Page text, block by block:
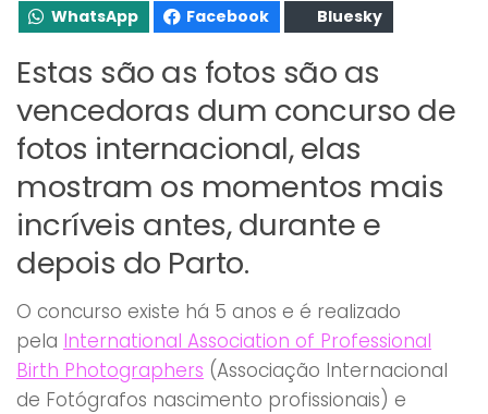
WhatsApp Facebook Bluesky
Estas são as fotos são as
vencedoras dum concurso de
fotos internacional, elas
mostram os momentos mais
incríveis antes, durante e
depois do Parto.
O concurso existe há 5 anos e é realizado
pela International Association of Professional
Birth Photographers (Associação Internacional
de Fotógrafos nascimento profissionais) e